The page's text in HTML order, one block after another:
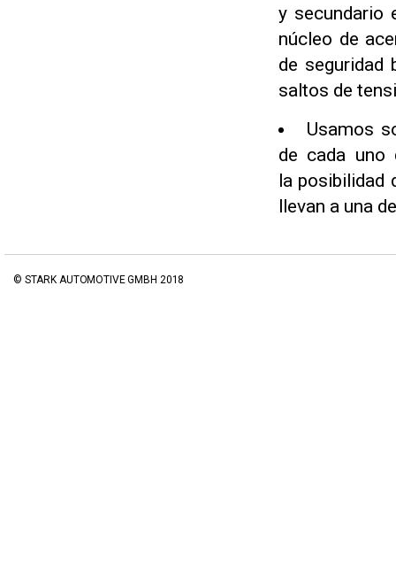
y secundario
núcleo de
de seguridad
saltos de
Usamos
de cada uno
la posibilidad
llevan a una
© STARK AUTOMOTIVE GMBH 2018